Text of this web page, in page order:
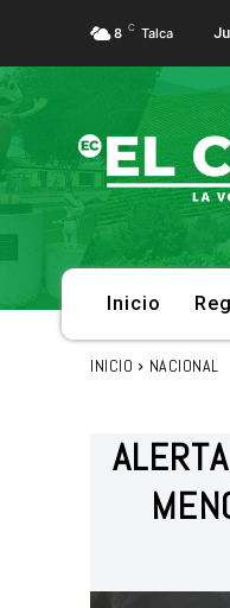
8 C Talca
Inicio
INICIO NACIONAL